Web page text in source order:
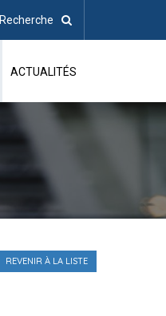
Recherche
ACTUALITÉS
REVENIR À LA LISTE